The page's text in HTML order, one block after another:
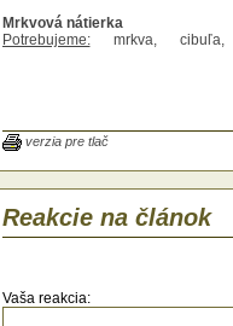
Mrkvová nátierka
Potrebujeme:mrkva, cibuľa,
Surovú mrkvu
natretom maslom.
Mrkvová nátierka na chlebíčky
Potrebujeme:2 väčšie mrkvy, 1
majolky, 1 PL plnotučnej horčice, 1
zo zaváraných uhoriek
Príprava:Mrkvu nastrúhame
ingredienciami. Natierame na
natretého maslom. Zdobíme
verzia pre tlač
Reakcie na článok
Vaša reakcia: